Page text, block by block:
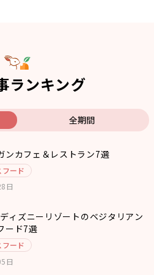
ランキング
全期間
ンカフェ＆レストラン7選
ード
日
ィズニーリゾートのベジタリアン
ード7選
ード
日